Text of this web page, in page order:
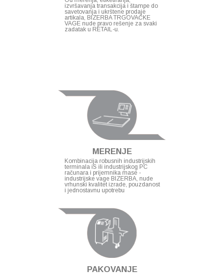
izvršavanja transakcija i štampe do
savetovanja i ukrštene prodaje
artikala, BIZERBA TRGOVAČKE
VAGE nude pravo rešenje za svaki
zadatak u RETAIL-u.
MERENJE
Kombinacija robusnih industrijskih
terminala iS ili industrijskog PC
računara i prijemnika mase -
industrijske vage BIZERBA, nude
vrhunski kvalitet izrade, pouzdanost
i jednostavnu upotrebu
PAKOVANJE